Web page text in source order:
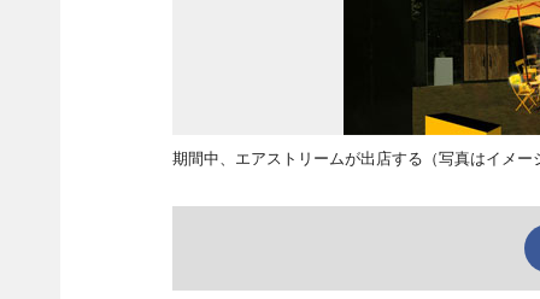
期間中、エアストリームが出店する（写真はイメー